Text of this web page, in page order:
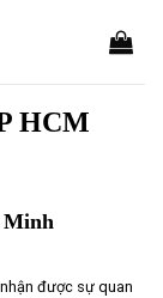
HCM
Minh
được sự quan